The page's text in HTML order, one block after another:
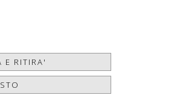
E RITIRA'